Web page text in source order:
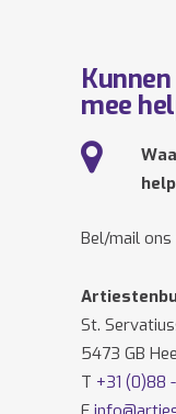
mee
Bel/mail
St.
5473 GB
T +31 (0)88